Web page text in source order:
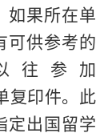
如果所在单
可供参考的
往参加
复印件。此
定出国留学